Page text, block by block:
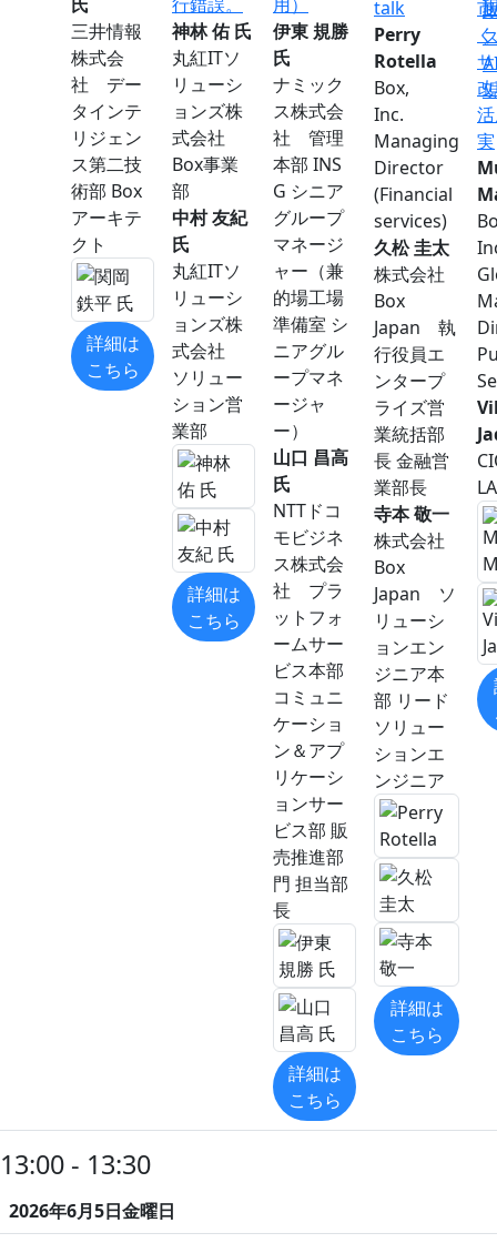
三井情報
株式会
社 デー
タインテ
リジェン
ス第二技
術部 Box
アーキテ
クト
詳細は
こちら
神林 佑 氏
丸紅ITソ
リューシ
ョンズ株
式会社
Box事業
部
中村 友紀
氏
丸紅ITソ
リューシ
ョンズ株
式会社
ソリュー
ション営
業部
詳細は
こちら
伊東 規勝
氏
ナミック
ス株式会
社 管理
本部 INS
G シニア
グループ
マネージ
ャー（兼
的場工場
準備室 シ
ニアグル
ープマネ
ージャ
ー）
山口 昌高
氏
NTTドコ
モビジネ
ス株式会
社 プラ
ットフォ
ームサー
ビス本部
コミュニ
ケーショ
ン＆アプ
リケーシ
ョンサー
ビス部 販
売推進部
門 担当部
長
詳細は
こちら
talk
Perry
Rotella
Box,
Inc.
Managing
Director
(Financial
services)
久松 圭太
株式会社
Box
Japan 執
行役員エ
ンタープ
ライズ営
業統括部
長 金融営
業部長
寺本 敬一
株式会社
Box
Japan ソ
リューシ
ョンエン
ジニア本
部 リード
ソリュー
ションエ
ンジニア
詳細は
こちら
実
13:00 - 13:30
2026年6月5日金曜日